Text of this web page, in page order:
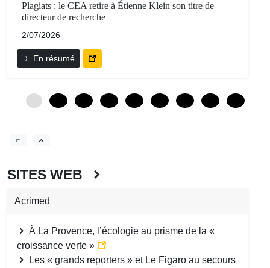
Plagiats : le CEA retire à Étienne Klein son titre de
directeur de recherche
2/07/2026
En résumé
SITES WEB
Acrimed
À La Provence, l’écologie au prisme de la «
croissance verte »
Les « grands reporters » et Le Figaro au secours